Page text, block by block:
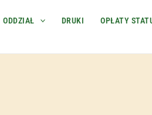
ODDZIAŁ DRUKI OPŁATY